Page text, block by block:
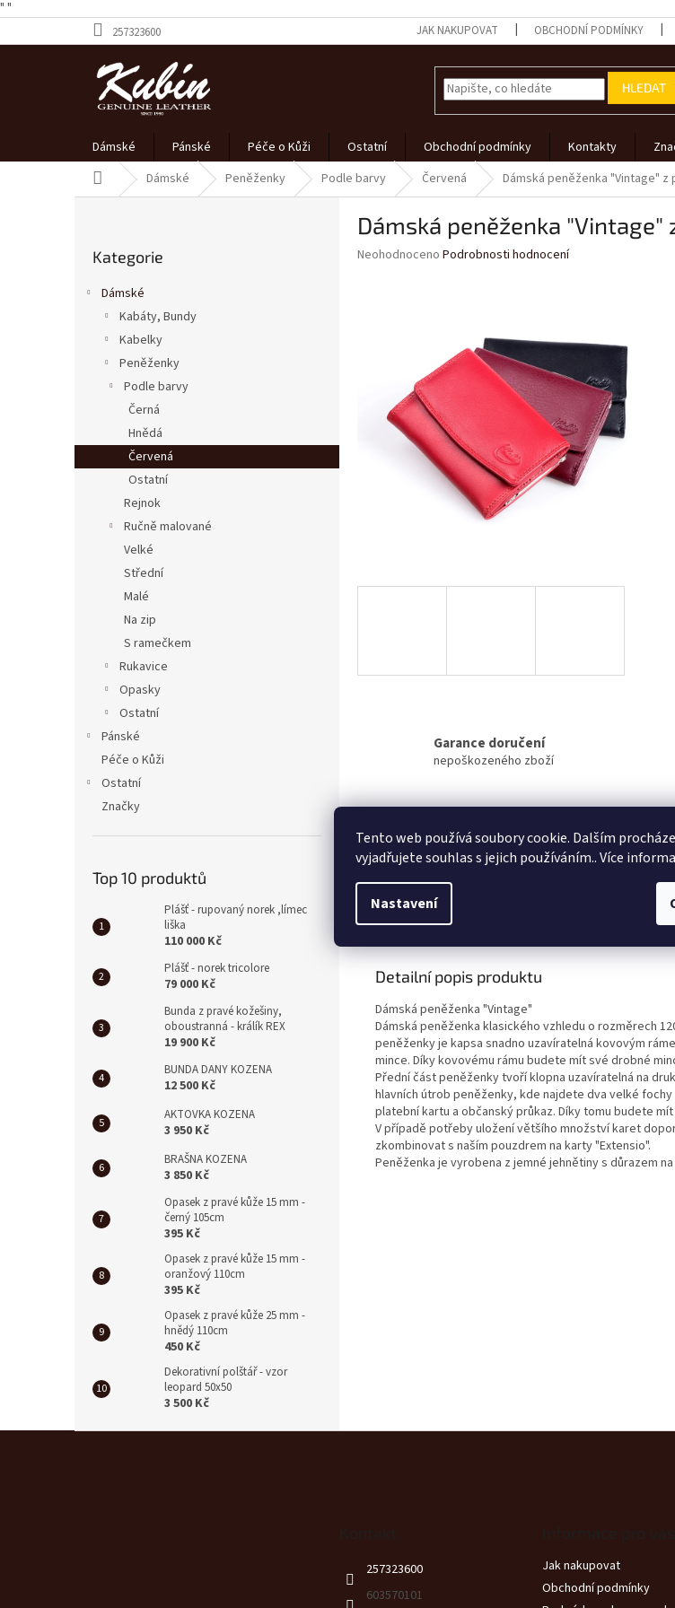
" "
Tento web používá soubory cookie. Dalším
vyjadřujete souhlas s jejich používáním.. Více
Nastavení
na
257323600 JAK NAKUPOVAT OBCHODNÍ PODMÍNKY
HLEDAT
Dámské Pánské Péče o Kůži Ostatní Obchodní podmínky Kontakty
Domů Dámské Peněženky Podle barvy Červená Dámská peněženka "Vintage" z
e
l
kategorie
Kategorie
Dámské
Kabáty, Bundy
Kabelky
Peněženky
Podle barvy
Černá
Hnědá
Červená
Ostatní
Rejnok
Ručně malované
Velké
Střední
Malé
Na zip
S ramečkem
Rukavice
Opasky
Ostatní
Pánské
Péče o Kůži
Ostatní
Značky
Top 10 produktů
Plášť - rupovaný norek ,límec
liška
110 000 Kč
Plášť - norek tricolore
79 000 Kč
Bunda z pravé kožešiny,
oboustranná - králík REX
19 900 Kč
BUNDA DANY KOZENA
12 500 Kč
AKTOVKA KOZENA
3 950 Kč
BRAŠNA KOZENA
3 850 Kč
Opasek z pravé kůže 15 mm -
černý 105cm
395 Kč
Opasek z pravé kůže 15 mm -
oranžový 110cm
395 Kč
Opasek z pravé kůže 25 mm -
hnědý 110cm
450 Kč
Dekorativní polštář - vzor
leopard 50x50
3 500 Kč
Dámská peněženka "Vintage"
Průměrné
Neohodnoceno Podrobnosti hodnocení
Garance doručení
nepoškozeného zboží
na jakékoliv místo
Detailní popis produktu
Dámská peněženka "Vintage"
Dámská peněženka klasického vzhledu o rozměrech
peněženky je kapsa snadno uzavíratelná kovovým
mince. Díky kovovému rámu budete mít své drobné
Přední část peněženky tvoří klopna uzavíratelná na
hlavních útrob peněženky, kde najdete dva velké fochy
platební kartu a občanský průkaz. Díky tomu budete
V případě potřeby uložení většího množství karet
zkombinovat s naším pouzdrem na karty "Extensio".
Peněženka je vyrobena z jemné jehnětiny s důrazem
257323600
603570101
Jak nakupovat
Obchodní podmínky